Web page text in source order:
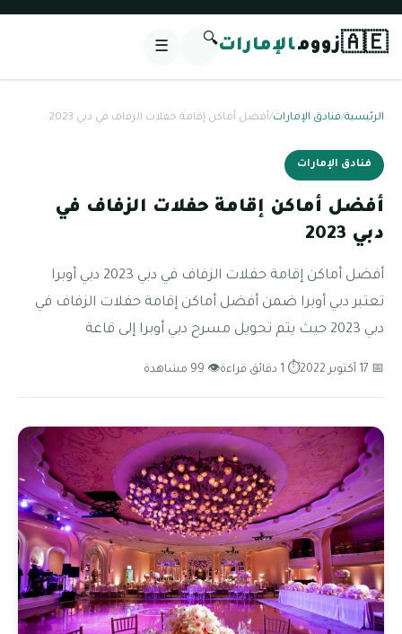
🇦🇪زوومالإمارات🔍
☰
الرئيسية/فنادق الإمارات/أفضل أماكن إقامة حفلات الزفاف في دبي 2023
فنادق الإمارات
أفضل أماكن إقامة حفلات الزفاف في
دبي 2023
أفضل أماكن إقامة حفلات الزفاف في دبي 2023 دبي أوبرا
تعتبر دبي أوبرا ضمن أفضل أماكن إقامة حفلات الزفاف في
دبي 2023 حيث يتم تحويل مسرح دبي أوبرا إلى قاعة
📅 17 أكتوبر 2022 ⏱ 1 دقائق قراءة 👁 99 مشاهدة